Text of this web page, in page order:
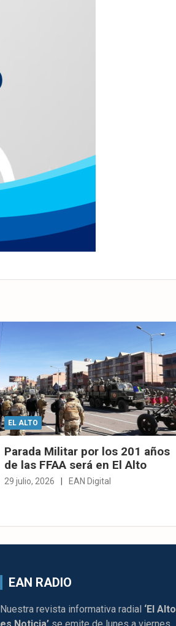
EL ALTO
Parada Militar por los 201 años
de las FFAA será en El Alto
29 julio, 2026 EAN Digital
EAN RADIO
Nuestra revista informativa radial ‘El Alto